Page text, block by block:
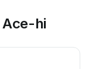
Ace-hi